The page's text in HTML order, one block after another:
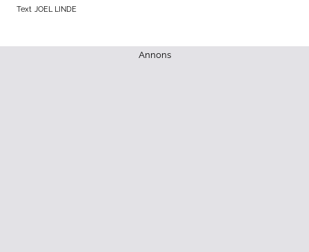
Text JOEL LINDE
Annons